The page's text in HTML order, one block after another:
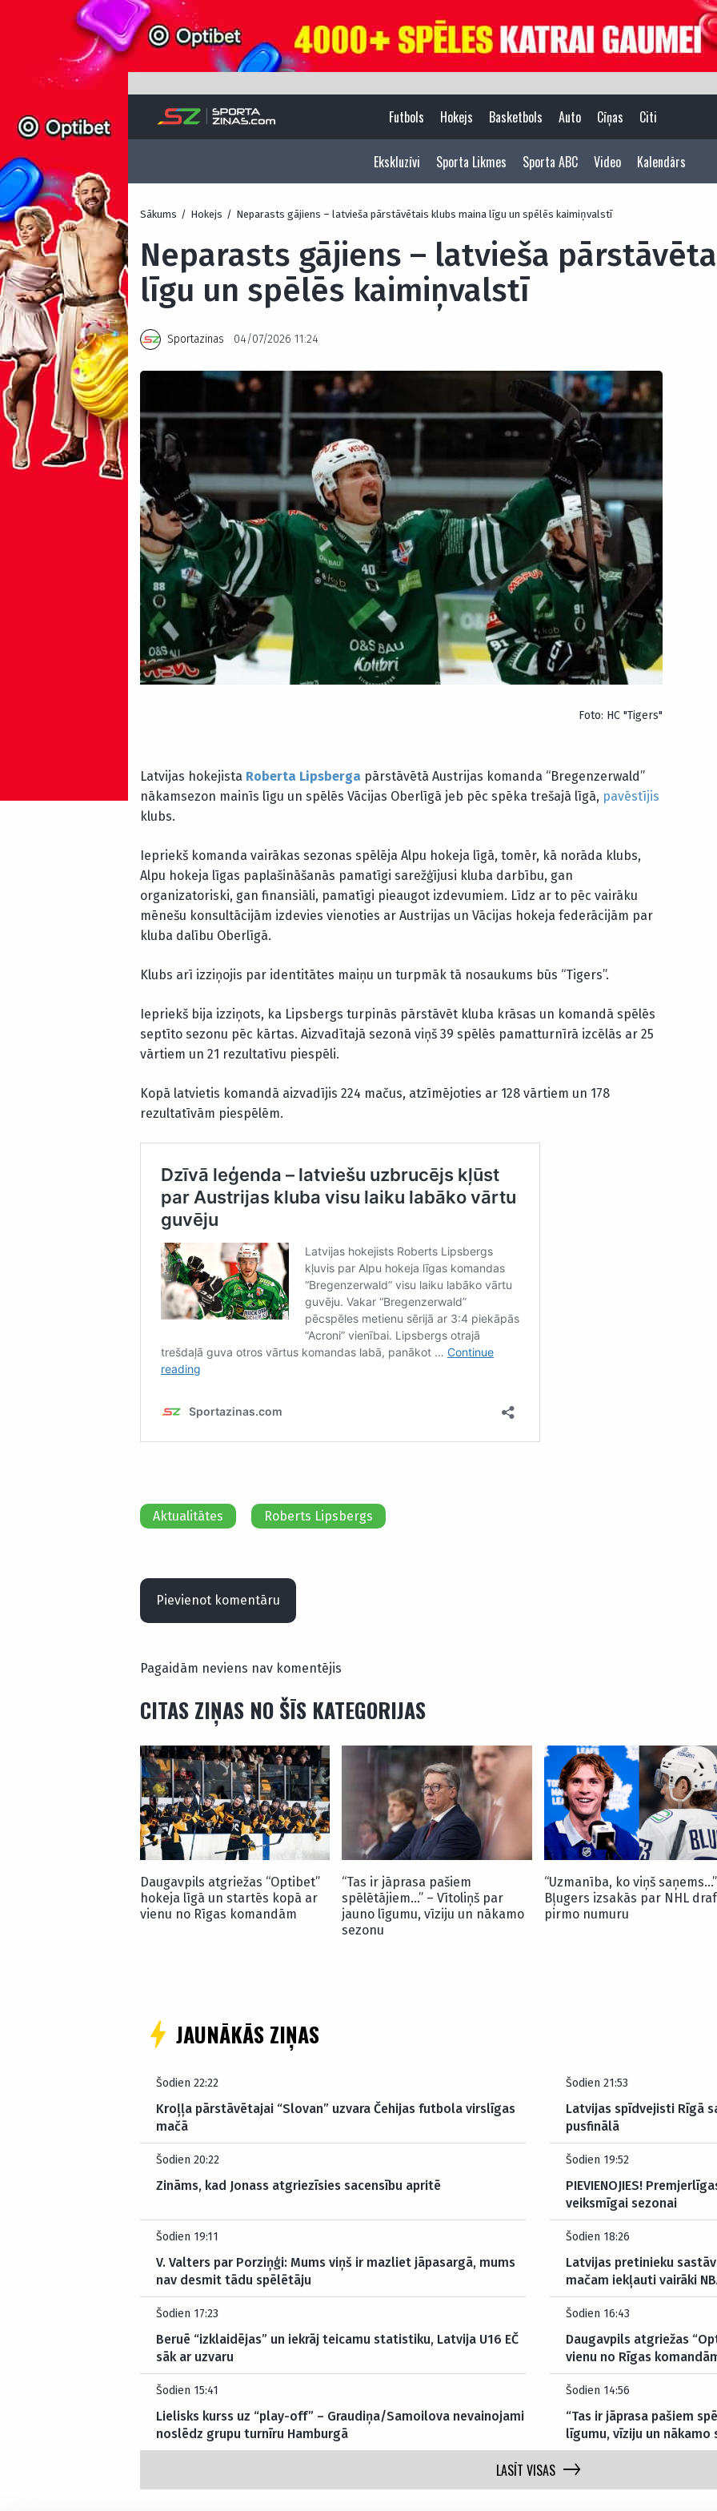
Futbols Hokejs Basketbols Auto Cīņas Citi
Ekskluzīvi Sporta Likmes Sporta ABC Video Kalendārs
Sākums / Hokejs / Neparasts gājiens – latvieša pārstāvētais klubs maina līgu un spēlēs kaimiņvalstī
Neparasts gājiens – latvieša
līgu un spēlēs kaimiņvalstī
Sportazinas 04/07/2026 11:24
Foto: HC "Tigers"
Latvijas hokejista Roberta Lipsberga pārstāvētā Austrijas komanda “Bregenzerwald”
nākamsezon mainīs līgu un spēlēs Vācijas Oberlīgā jeb pēc spēka trešajā līgā, pavēstījis
klubs.
Iepriekš komanda vairākas sezonas spēlēja Alpu hokeja līgā, tomēr, kā norāda klubs,
Alpu hokeja līgas paplašināšanās pamatīgi sarežģījusi kluba darbību, gan
organizatoriski, gan finansiāli, pamatīgi pieaugot izdevumiem. Līdz ar to pēc vairāku
mēnešu konsultācijām izdevies vienoties ar Austrijas un Vācijas hokeja federācijām par
kluba dalību Oberlīgā.
Klubs arī izziņojis par identitātes maiņu un turpmāk tā nosaukums būs “Tigers”.
Iepriekš bija izziņots, ka Lipsbergs turpinās pārstāvēt kluba krāsas un komandā spēlēs
septīto sezonu pēc kārtas. Aizvadītajā sezonā viņš 39 spēlēs pamatturnīrā izcēlās ar 25
vārtiem un 21 rezultatīvu piespēli.
Kopā latvietis komandā aizvadījis 224 mačus, atzīmējoties ar 128 vārtiem un 178
rezultatīvām piespēlēm.
Aktualitātes Roberts Lipsbergs
Pievienot komentāru
Pagaidām neviens nav komentējis
CITAS ZIŅAS NO ŠĪS KATEGORIJAS
Daugavpils atgriežas “Optibet”
hokeja līgā un startēs kopā ar
vienu no Rīgas komandām
“Tas ir jāprasa pašiem
spēlētājiem…” – Vītoliņš par
jauno līgumu, vīziju un nākamo
sezonu
“Uzmanība, ko viņš
Bļugers izsakās par NHL
pirmo numuru
JAUNĀKĀS ZIŅAS
Šodien 22:22
Kroļļa pārstāvētajai “Slovan” uzvara Čehijas futbola virslīgas
mačā
Šodien 21:53
Latvijas spīdvejisti Rīgā
pusfinālā
Šodien 20:22
Zināms, kad Jonass atgriezīsies sacensību apritē
Šodien 19:52
PIEVIENOJIES!
veiksmīgai sezonai
Šodien 19:11
V. Valters par Porziņģi: Mums viņš ir mazliet jāpasargā, mums
nav desmit tādu spēlētāju
Šodien 18:26
Latvijas pretinieku
mačam iekļauti vairāki
Šodien 17:23
Beruē “izklaidējas” un iekrāj teicamu statistiku, Latvija U16 EČ
sāk ar uzvaru
Šodien 16:43
Daugavpils atgriežas
vienu no Rīgas
Šodien 15:41
Lielisks kurss uz “play-off” – Graudiņa/Samoilova nevainojami
noslēdz grupu turnīru Hamburgā
Šodien 14:56
“Tas ir jāprasa pašiem
līgumu, vīziju un nākamo
LASĪT VISAS